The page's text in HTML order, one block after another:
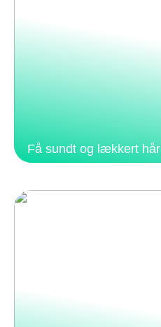
Få sundt og lækkert hår